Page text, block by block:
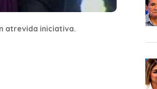
atrevida iniciativa.